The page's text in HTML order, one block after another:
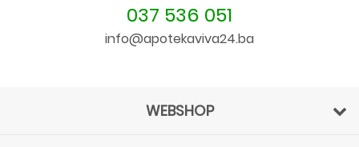
037 536 051
info@apotekaviva24.ba
WEBSHOP